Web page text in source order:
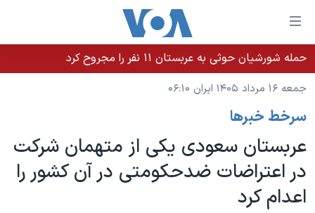
لینکهای
قابل
دسترسی
جهش
محتوای
اصلی
جهش
به
صفحه
خانه
نسخه سبک وب‌سایت
موضوع ها
ایران
آمریکا
جهان
برنامه های تلویزیونی
جدول برنامه ها
صفحه‌های ویژه
حمله شورشیان حوثی به عربستان ۱۱ نفر را مجروح کرد
جمعه ۱۶ مرداد ۱۴۰۵ ایران ۰۶:۱۰
سرخط خبرها
عربستان سعودی یکی از متهمان شرکت
در اعتراضات ضدحکومتی در آن کشور را
اعدام کرد